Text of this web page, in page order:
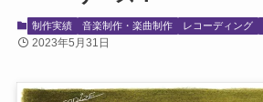
制作実績 音楽制作・楽曲制作 レコーディング
2023年5月31日